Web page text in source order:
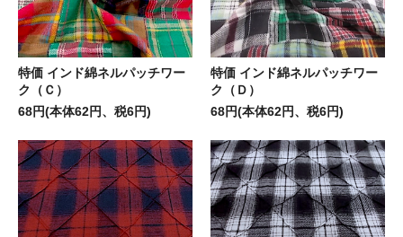
特価 インド綿ネルパッチワー
ク（Ｃ）
68円(本体62円、税6円)
特価 インド綿ネルパッチワー
ク（Ｄ）
68円(本体62円、税6円)